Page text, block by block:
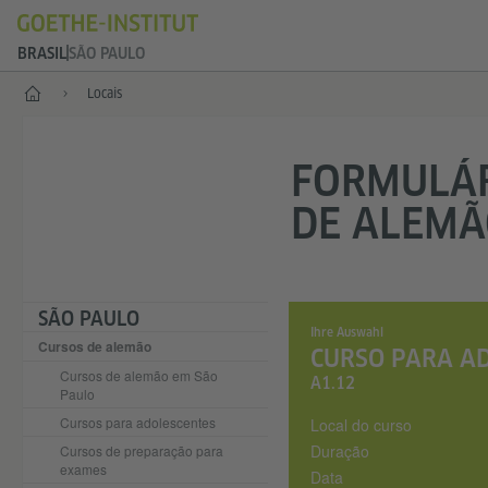
BRASILSÃO PAULO
Principal Locais
SÃO PAULO
Cursos de alemão
Cursos de alemão em São
Paulo
Cursos para adolescentes
Cursos de preparação para
exames
DE
Ihre Auswahl
CURSO PARA
A1.12
Local do curso
Duração
Data